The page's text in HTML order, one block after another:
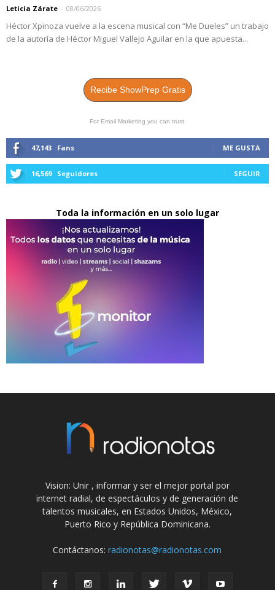
Leticia Zárate - 08/06/2026
Héctor Xpinoza vuelve a la escena musical con “Me Dueles” un trabajo
de la autoría de Héctor Miguel Vallejo Aguilar en la que apuesta...
Recibe ShowPrep Gratis
For Email Marketing you can trust.
47,143 Fans ME GUSTA
16,569 Seguidores SEGUIR
Toda la información en un solo lugar
Vision: Unir , informar y ser el mejor portal por
internet radial, de espectáculos y de generación de
talentos musicales, en Estados Unidos, México,
Puerto Rico y República Dominicana.
Contáctanos:radionotas@radionotas.com